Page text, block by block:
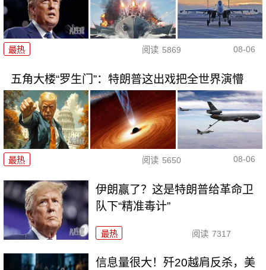
最热 阅读 5869 08-06
五角大楼“罗生门”：特朗普这出戏把全世界演懵
最热 阅读 5650 08-06
伊朗赢了？这是特朗普给革命卫
队下“精准毒计”
最热 阅读 7317
信息量很大！歼20越肩反杀，美